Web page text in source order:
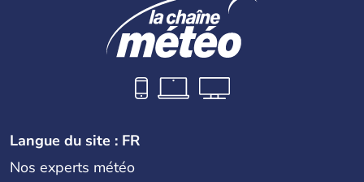
Langue du site : FR
Nos experts météo